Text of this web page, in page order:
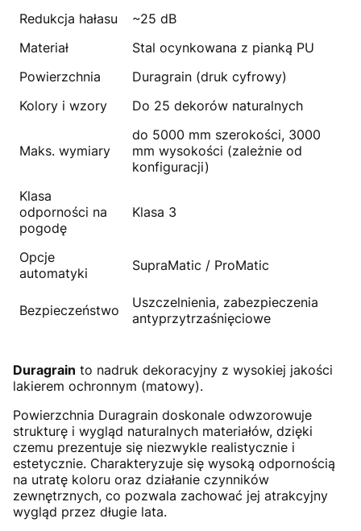
Redukcja hałasu
~25 dB
Materiał
Stal ocynkowana z pianką PU
Powierzchnia
Duragrain (druk cyfrowy)
Kolory i wzory
Do 25 dekorów naturalnych
Maks. wymiary
do 5000 mm szerokości, 3000
mm wysokości (zależnie od
konfiguracji)
Klasa
odporności na
pogodę
Klasa 3
Opcje
automatyki
SupraMatic / ProMatic
Bezpieczeństwo
Uszczelnienia, zabezpieczenia
antyprzytrzaśnięciowe
Duragrain to nadruk dekoracyjny z wysokiej jakości
lakierem ochronnym (matowy).
Powierzchnia Duragrain doskonale odwzorowuje
strukturę i wygląd naturalnych materiałów, dzięki
czemu prezentuje się niezwykle realistycznie i
estetycznie. Charakteryzuje się wysoką odpornością
na utratę koloru oraz działanie czynników
zewnętrznych, co pozwala zachować jej atrakcyjny
wygląd przez długie lata.